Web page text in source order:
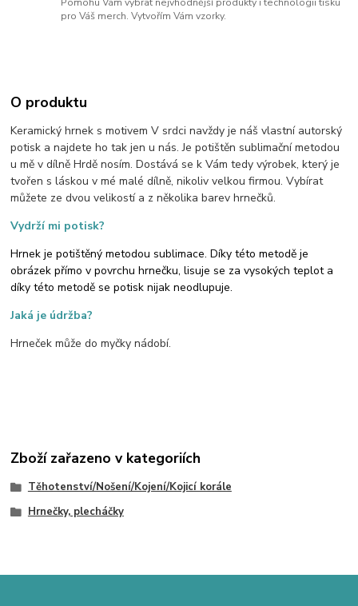
Pomohu Vám vybrat nejvhodnější produkty i technologii tisku
pro Váš merch. Vytvořím Vám vzorky.
O produktu
Keramický hrnek s motivem V srdci navždy je náš vlastní autorský
potisk a najdete ho tak jen u nás. Je potištěn sublimační metodou
u mě v dílně Hrdě nosím. Dostává se k Vám tedy výrobek, který je
tvořen s láskou v mé malé dílně, nikoliv velkou firmou. Vybírat
můžete ze dvou velikostí a z několika barev hrnečků.
Vydrží mi potisk?
Hrnek je potištěný metodou sublimace. Díky této metodě je
obrázek přímo v povrchu hrnečku, lisuje se za vysokých teplot a
díky této metodě se potisk nijak neodlupuje.
Jaká je údržba?
Hrneček může do myčky nádobí.
Zboží zařazeno v kategoriích
Těhotenství/Nošení/Kojení/Kojicí korále
Hrnečky, plecháčky